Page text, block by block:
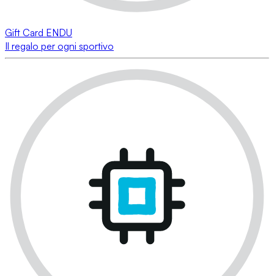
Gift Card ENDU
Il regalo per ogni sportivo